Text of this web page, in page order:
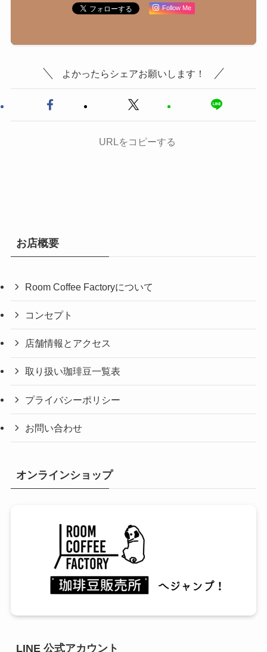
Follow Me
よかったらシェアお願いします！
URLをコピーする
お店概要
Room Coffee Factoryについて
コンセプト
店舗情報とアクセス
取り扱い珈琲豆一覧表
プライバシーポリシー
お問い合わせ
オンラインショップ
LINE 公式アカウント